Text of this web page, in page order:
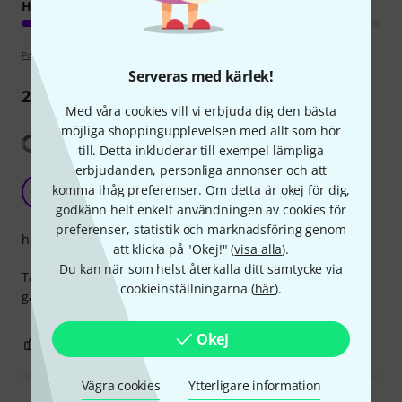
Serveras med kärlek!
Med våra cookies vill vi erbjuda dig den bästa
möjliga shoppingupplevelsen med allt som hör
till. Detta inkluderar till exempel lämpliga
erbjudanden, personliga annonser och att
komma ihåg preferenser. Om detta är okej för dig,
godkänn helt enkelt användningen av cookies för
preferenser, statistik och marknadsföring genom
att klicka på "Okej!" (visa alla).
Du kan när som helst återkalla ditt samtycke via
cookieinställningarna (här).
Okej
Vägra cookies Ytterligare information
HANTVERKSKVALITET
Poängpolicy
21 Recensioner
Visa översättning
Nice bottle opener.
Rick Reis 16.09.2018
Take it to every party and you will be noticed! :-) Nice
gadget.
hantverkskvalitet
ANMÄL RECENSION